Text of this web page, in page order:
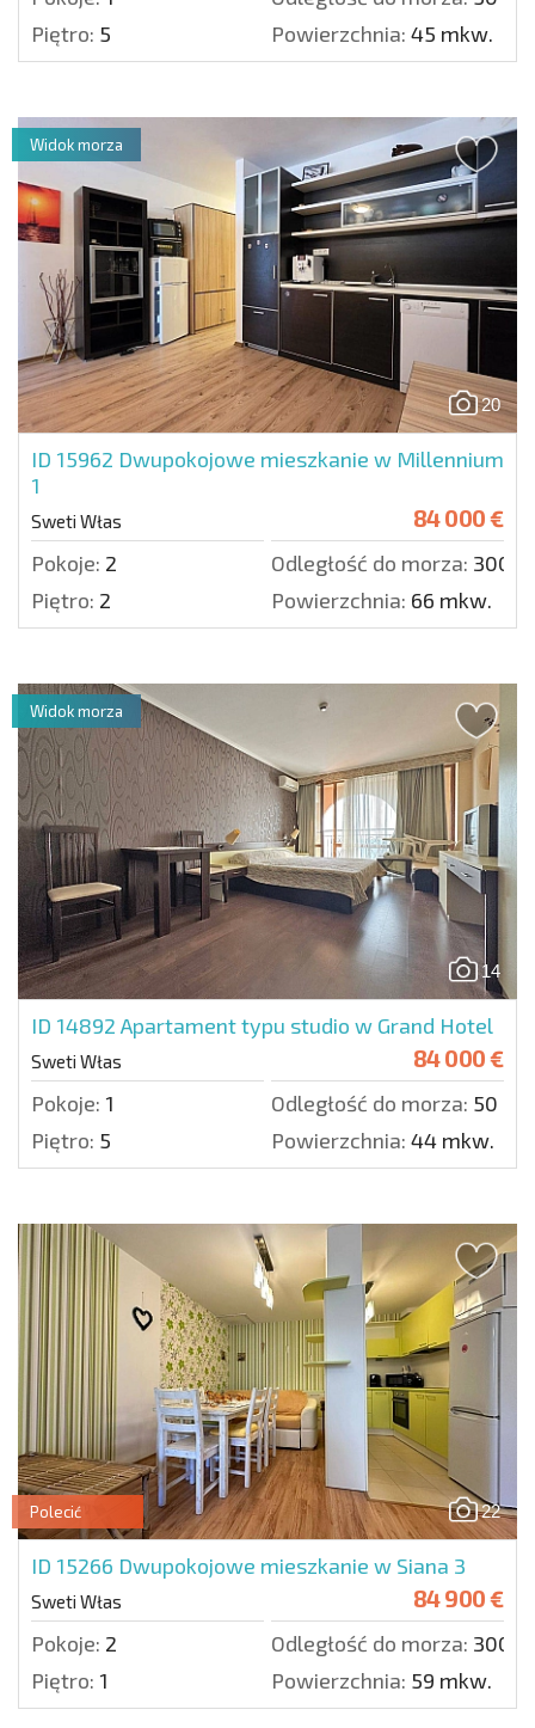
Piętro: 5 Powierzchnia: 45 mkw.
20
ID 15962 Dwupokojowe mieszkanie w Millennium
1
Sweti Włas 84 000 €
Pokoje: 2 Odległość do morza: 300
Piętro: 2 Powierzchnia: 66 mkw.
Widok morza
14
ID 14892 Apartament typu studio w Grand Hotel
Sweti Włas 84 000 €
Pokoje: 1 Odległość do morza: 50 m.
Piętro: 5 Powierzchnia: 44 mkw.
Widok morza
22
Polecić
ID 15266 Dwupokojowe mieszkanie w Siana 3
Sweti Włas 84 900 €
Pokoje: 2 Odległość do morza: 300
Piętro: 1 Powierzchnia: 59 mkw.